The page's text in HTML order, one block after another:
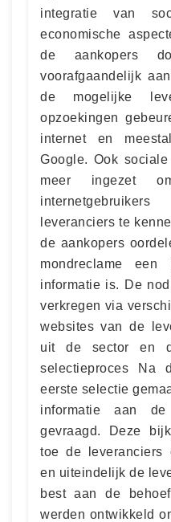
integratie van
economische
de aankopers
voorafgaandelijk
de mogelijke
opzoekingen
internet en
Google. Ook
meer ingezet
leveranciers te
de aankopers
mondreclame een
informatie is. De
verkregen via
websites van de
uit de sector en
selectieproces Na
eerste selectie
informatie aan de
gevraagd. Deze
toe de leveranciers
en uiteindelijk de
best aan de
werden ontwikkeld